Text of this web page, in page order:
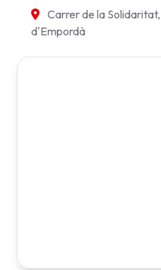
Carrer de la Solidaritat,
d'Empordà